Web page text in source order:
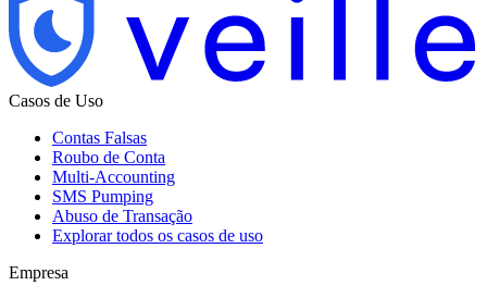
Casos de Uso
Contas Falsas
Roubo de Conta
Multi-Accounting
SMS Pumping
Abuso de Transação
Explorar todos os casos de uso
Empresa